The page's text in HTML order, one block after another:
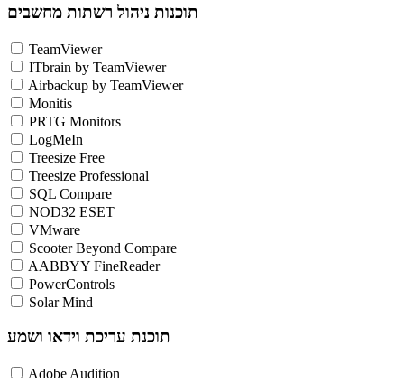
תוכנות ניהול רשתות מחשבים
TeamViewer
ITbrain by TeamViewer
Airbackup by TeamViewer
Monitis
PRTG Monitors
LogMeIn
Treesize Free
Treesize Professional
SQL Compare
NOD32 ESET
VMware
Scooter Beyond Compare
AABBYY FineReader
PowerControls
Solar Mind
תוכנת עריכת וידאו ושמע
Adobe Audition